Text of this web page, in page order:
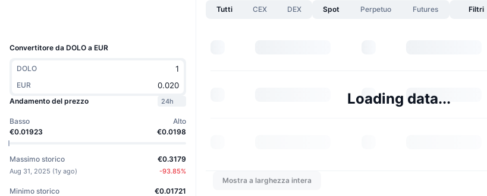
Convertitore da DOLO a EUR
DOLO
EUR
Andamento del prezzo
24h
Basso
€0.01923
Alto
€0.0198
Massimo storico
Aug 31, 2025 (1y ago)
€0.3179
-93.85%
Minimo storico €0.01721
Tutti CEX DEX Spot Perpetuo Futures Filtri
Loading data...
Mostra a larghezza intera